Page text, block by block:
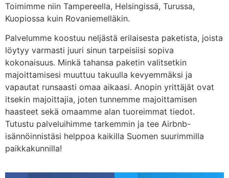
Toimimme niin Tampereella, Helsingissä, Turussa,
Kuopiossa kuin Rovaniemelläkin.
Palvelumme koostuu neljästä erilaisesta paketista, joista
löytyy varmasti juuri sinun tarpeisiisi sopiva
kokonaisuus. Minkä tahansa paketin valitsetkin
majoittamisesi muuttuu takuulla kevyemmäksi ja
vapautat runsaasti omaa aikaasi. Anopin yrittäjät ovat
itsekin majoittajia, joten tunnemme majoittamisen
haasteet sekä omaamme alan tuoreimmat tiedot.
Tutustu palveluihimme tarkemmin ja tee Airbnb-
isännöinnistäsi helppoa kaikilla Suomen suurimmilla
paikkakunnilla!